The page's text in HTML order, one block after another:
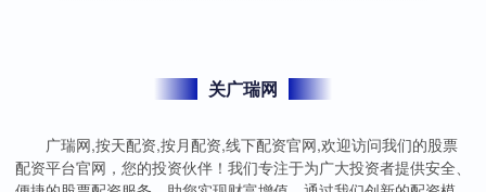
关广瑞网
广瑞网,按天配资,按月配资,线下配资官网,欢迎访问我们的股票
配资平台官网，您的投资伙伴！我们专注于为广大投资者提供安全、